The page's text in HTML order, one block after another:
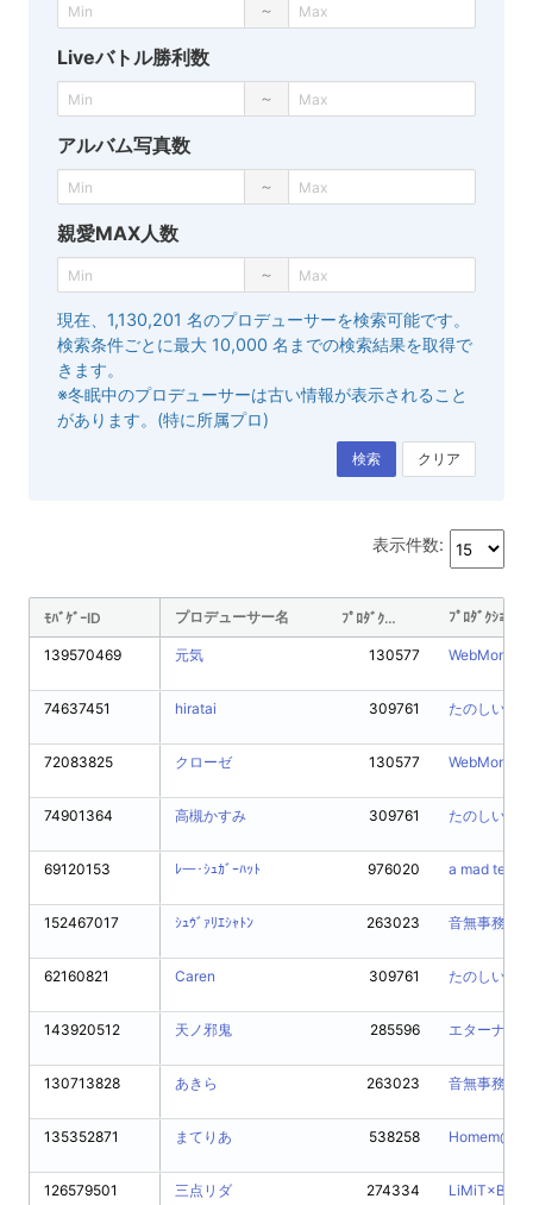
～
Liveバトル勝利数
～
アルバム写真数
～
親愛MAX人数
～
現在、1,130,201 名のプロデューサーを検索可能です。
検索条件ごとに最大 10,000 名までの検索結果を取得で
きます。
※冬眠中のプロデューサーは古い情報が表示されること
があります。(特に所属プロ)
検索 クリア
表示件数:
ﾓﾊﾞｹﾞｰID プロデューサー名 ﾌﾟﾛﾀﾞｸｼｮﾝID ﾌﾟﾛﾀﾞｸｼｮﾝ名
139570469
74637451
72083825
74901364
69120153
152467017
62160821
143920512
130713828
135352871
126579501
元気 130577 WebMoney
hiratai 309761 たのしいよ
クローゼ 130577 WebMoney
高槻かすみ 309761 たのしいよ
ﾚ一･ｼｭｶﾞｰﾊｯﾄ 976020 a mad tea
ｼｭｳﾞｧﾘｴｼｬﾄﾝ 263023 音無事務所
Caren 309761 たのしいよ
天ノ邪鬼 285596 エターナル
あきら 263023 音無事務所
まてりあ 538258 Homem@de
三点リダ 274334